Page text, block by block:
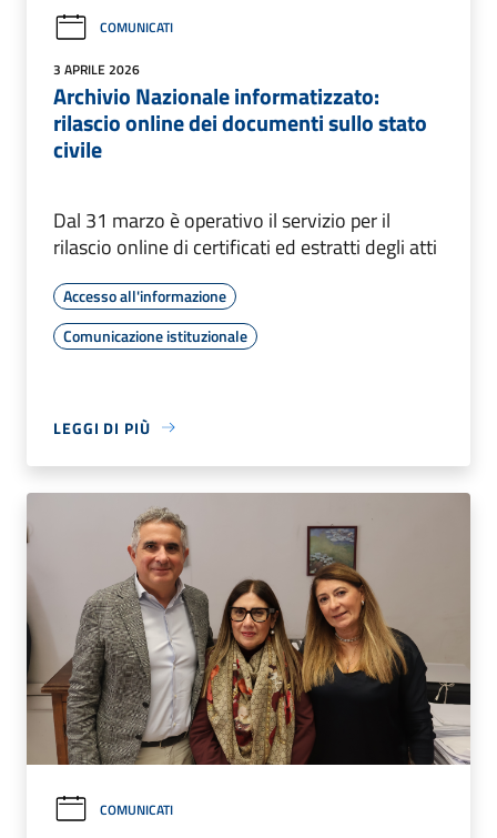
COMUNICATI
3 APRILE 2026
Archivio Nazionale informatizzato:
rilascio online dei documenti sullo stato
civile
Dal 31 marzo è operativo il servizio per il
rilascio online di certificati ed estratti degli atti
Accesso all'informazione
Comunicazione istituzionale
LEGGI DI PIÙ
COMUNICATI